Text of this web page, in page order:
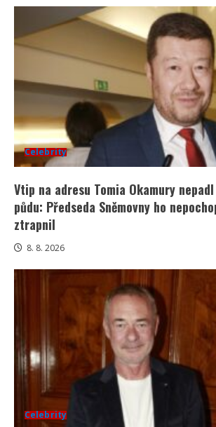
Celebrity
Vtip na adresu Tomia Okamury
půdu: Předseda Sněmovny ho
ztrapnil
8. 8. 2026
Celebrity